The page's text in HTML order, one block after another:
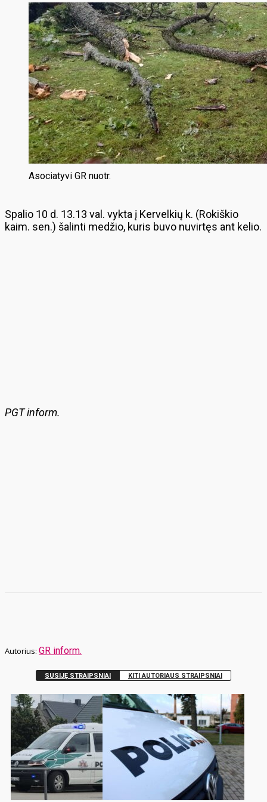
Asociatyvi GR nuotr.
Spalio 10 d. 13.13 val. vykta į Kervelkių k. (Rokiškio
kaim. sen.) šalinti medžio, kuris buvo nuvirtęs ant kelio.
PGT inform.
GR inform.
SUSIJĘ STRAIPSNIAI KITI AUTORIAUS STRAIPSNIAI